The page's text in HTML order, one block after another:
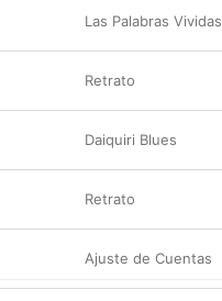
Las Palabras Vividas
Retrato
Daiquiri Blues
Retrato
Ajuste de Cuentas